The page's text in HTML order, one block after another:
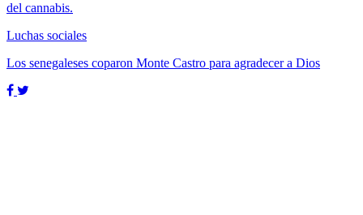
del cannabis.
Luchas sociales
Los senegaleses coparon Monte Castro para agradecer a Dios